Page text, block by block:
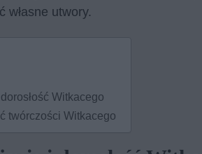
własne utwory.
Witkacego
twórczości Witkacego